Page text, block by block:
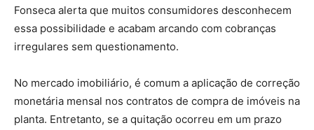
Fonseca alerta que muitos consumidores desconhecem
essa possibilidade e acabam arcando com cobranças
irregulares sem questionamento.
No mercado imobiliário, é comum a aplicação de correção
monetária mensal nos contratos de compra de imóveis na
planta. Entretanto, se a quitação ocorreu em um prazo